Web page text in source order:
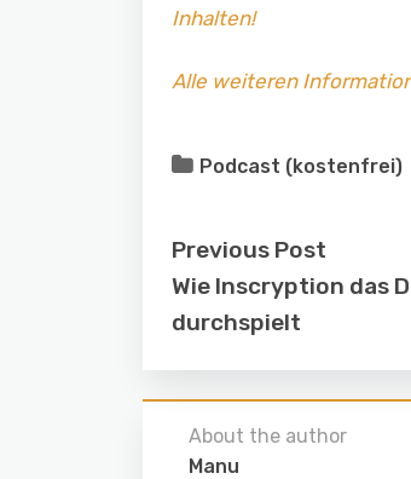
Inhalten!
Alle weiteren
Podcast (kostenfrei)
Previous Post
Wie Inscryption das
durchspielt
About the author
Manu